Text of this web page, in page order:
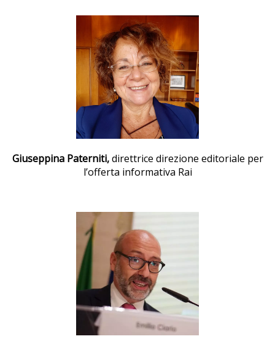
Giuseppina Paterniti,direttrice direzione editoriale per
l’offerta informativa Rai